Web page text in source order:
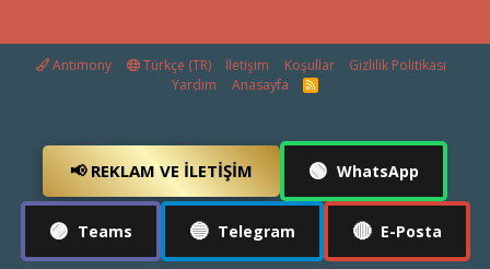
Antimony Türkçe (TR) İletişim Koşullar
Gizlilik Politikası
Yardım
Anasayfa
R
S
📢 REKLAM VE İLETIŞIM 🟢 WhatsApp
🟣 Teams 🔵 Telegram 🔴 E-Posta